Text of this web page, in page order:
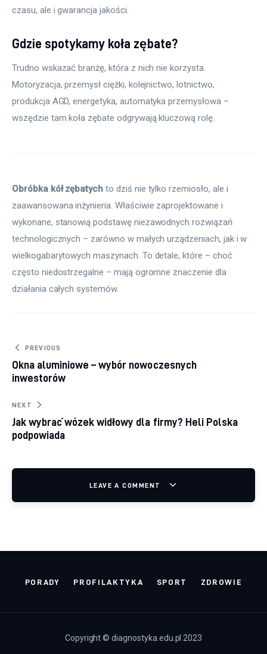
czasu, ale i gwarancja jakości.
Gdzie spotykamy koła zębate?
Trudno wskazać branżę, która z nich nie korzysta.
Motoryzacja, przemysł ciężki, kolejnictwo, lotnictwo,
produkcja AGD, energetyka, automatyka przemysłowa –
wszędzie tam koła zębate odgrywają kluczową rolę.
Obróbka kół zębatych to dziś nie tylko rzemiosło, ale i
zaawansowana inżynieria. Właściwie zaprojektowane i
wykonane, stanowią podstawę niezawodnych rozwiązań
technologicznych – zarówno w małych urządzeniach, jak i w
wielkogabarytowych maszynach. To detale, które – choć
często niedostrzegalne – mają ogromne znaczenie dla
działania całych systemów.
Nawigacja wpisu
PREVIOUS
Okna aluminiowe – wybór nowoczesnych
inwestorów
NEXT
Jak wybrać wózek widłowy dla firmy? Heli Polska
podpowiada
LEAVE A COMMENT
PORADY PROFILAKTYKA SPORT ZDROWIE
Copyright © diagnostyka.edu.pl 2023